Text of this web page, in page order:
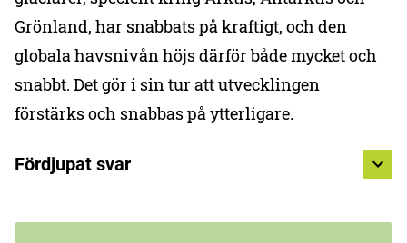
Grönland, har snabbats på kraftigt, och den
globala havsnivån höjs därför både mycket och
snabbt. Det gör i sin tur att utvecklingen
förstärks och snabbas på ytterligare.
Fördjupat svar